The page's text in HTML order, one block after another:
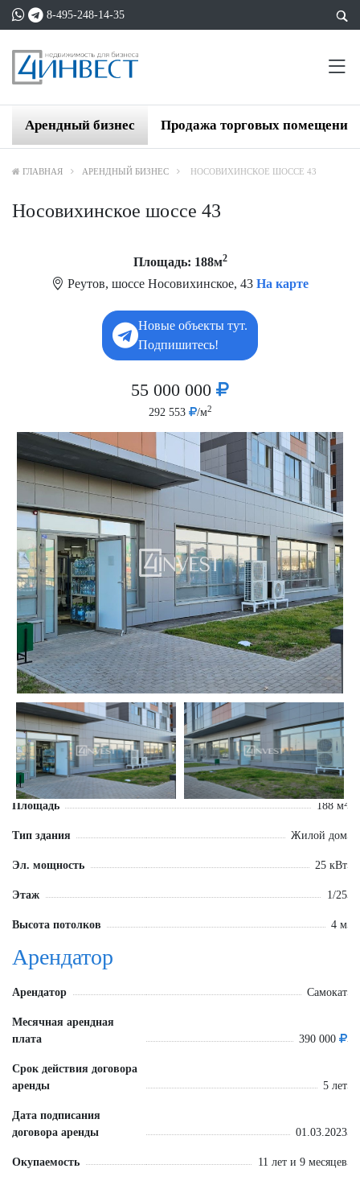
8-495-248-14-35
Арендный бизнес Продажа торговых помещений
ГЛАВНАЯ АРЕНДНЫЙ БИЗНЕС НОСОВИХИНСКОЕ ШОССЕ 43
Носовихинское шоссе 43
Площадь: 188м2
Реутов, шоссе Носовихинское, 43 На карте
Новые объекты тут.
Подпишитесь!
55 000 000
292 553 /м2
Площадь 188 м²
Тип здания Жилой дом
Эл. мощность 25 кВт
Этаж 1/25
Высота потолков 4 м
Арендатор
Арендатор Самокат
Месячная арендная
плата
390 000
Срок действия договора
аренды
5 лет
Дата подписания
договора аренды
01.03.2023
Окупаемость 11 лет и 9 месяцев